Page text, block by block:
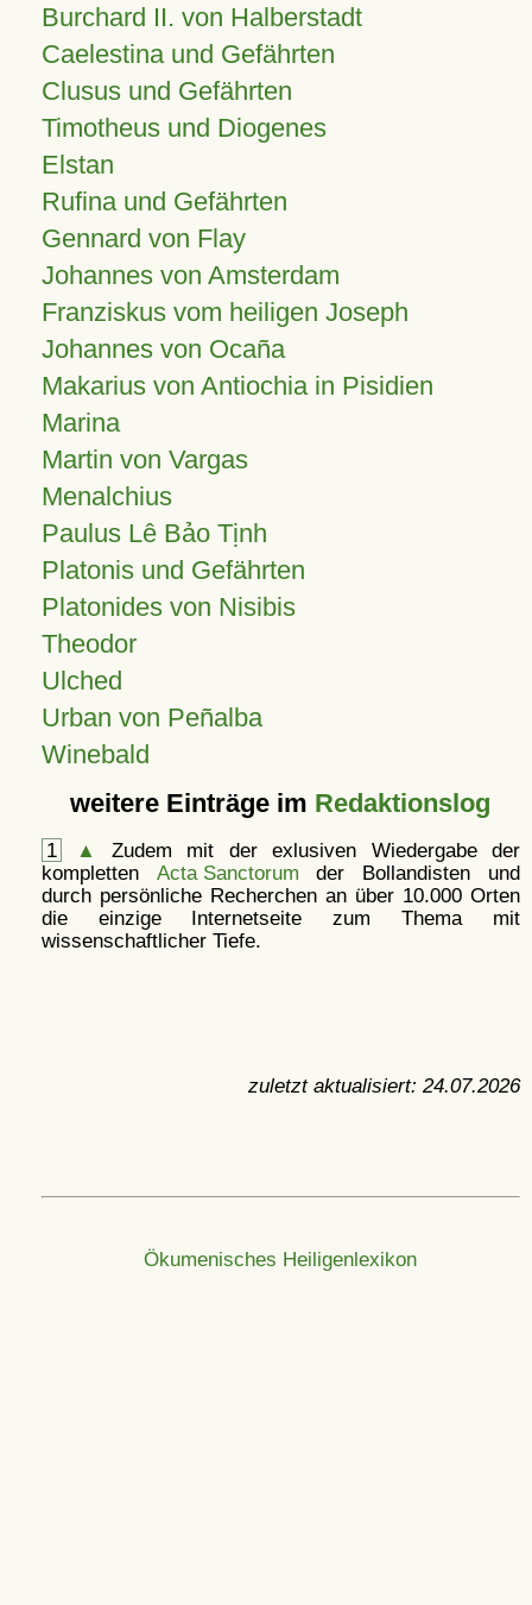
Burchard II. von Halberstadt
Caelestina und Gefährten
Clusus und Gefährten
Timotheus und Diogenes
Elstan
Rufina und Gefährten
Gennard von Flay
Johannes von Amsterdam
Franziskus vom heiligen Joseph
Johannes von Ocaña
Makarius von Antiochia in Pisidien
Marina
Martin von Vargas
Menalchius
Paulus Lê Bảo Tịnh
Platonis und Gefährten
Platonides von Nisibis
Theodor
Ulched
Urban von Peñalba
Winebald
weitere Einträge im Redaktionslog
1 ▲
Zudem mit der exlusiven Wiedergabe der
kompletten Acta Sanctorum der Bollandisten und
durch persönliche Recherchen an über 10.000 Orten
die einzige Internetseite zum Thema mit
wissenschaftlicher Tiefe.
zuletzt aktualisiert: 24.07.2026
Ökumenisches Heiligenlexikon